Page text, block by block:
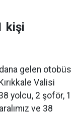
kişi
gelen otobüs
Valisi
yolcu, 2 şoför, 1
ve 38